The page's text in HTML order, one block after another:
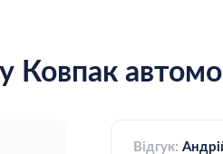
Ковпак
Відгук: